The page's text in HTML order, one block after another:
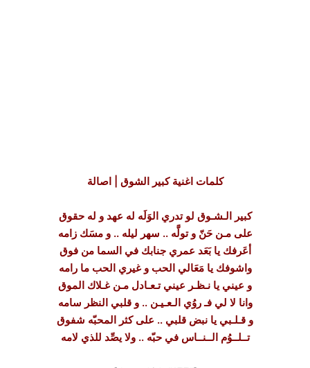
كلمات اغنية كبير الشوق | اصالة
كبير الـشـوق لو تدري الوَلَه له عهد و له حقوق
على مـن حَنّ و تولَّه .. سهر ليله .. و مسَك زامه
أعَرفك يا بَعَد عمري جنابك في السما من فوق
واشوفك يا مَعَالي الحب و غيري الحب ما رامه
و عيني يا نـظـر عيني تـعـادل مـن غـلاك الموق
وانا لا لي فـ روُي الـعـيـن .. و قلبي النظر سامه
و قـلـبي يا نبض قلبي .. على كثر المحبّه شفوق
تــلــوُم الــنــاس في حبّه .. ولا يصِّد للذي لامه